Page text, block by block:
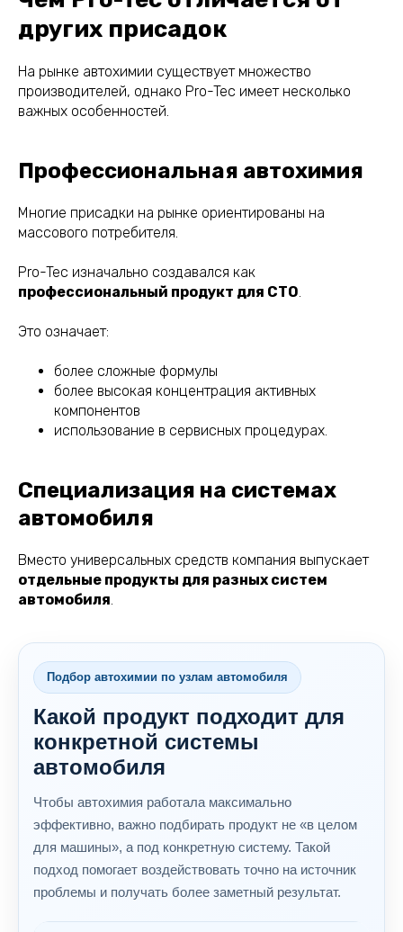
других присадок
На рынке автохимии существует множество
производителей, однако Pro-Tec имеет несколько
важных особенностей.
Профессиональная автохимия
Многие присадки на рынке ориентированы на
массового потребителя.
Pro-Tec изначально создавался как
профессиональный продукт для СТО.
Это означает:
более сложные формулы
более высокая концентрация активных
компонентов
использование в сервисных процедурах.
Специализация на системах
автомобиля
Вместо универсальных средств компания выпускает
отдельные продукты для разных систем
автомобиля.
Подбор автохимии по узлам автомобиля
Какой продукт подходит для
конкретной системы
автомобиля
Чтобы автохимия работала максимально
эффективно, важно подбирать продукт не «в целом
для машины», а под конкретную систему. Такой
подход помогает воздействовать точно на источник
проблемы и получать более заметный результат.